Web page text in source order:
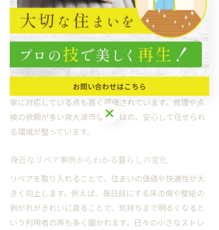
れらは、住み慣れた家をより長く快適に使い続けたいと
いう要望に寄り添った対応であり、実際に施工後の利用
者からは「新築当時のような仕上がりに驚いた」との声
が寄せられています。
泉大津市のリペア業者は、地域密着型のサービスを展開
しているため、相談から施工、アフターフォローまで丁
寧に対応している点も高く評価されています。修理や点
検の依頼が多い泉大津市ならではの、安心して任せられ
る環境が整っています。
身近なリペア事例からわかる暮らしの変化
リペアを取り入れることで、住まいの価値や快適性が大
きく向上します。例えば、毎日目にする床の傷や壁紙の
剥がれがきれいに直ることで、気持ちまで明るくなると
いう利用者の声も多く聞かれます。日々の小さなストレ
お問い合わせはこちら